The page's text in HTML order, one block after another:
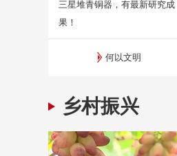
三星堆青铜器，有最新研究成
果！
何以文明
乡村振兴